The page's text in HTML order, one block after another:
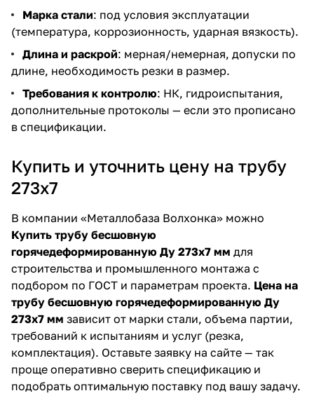
Марка стали: под условия эксплуатации
(температура, коррозионность, ударная вязкость).
Длина и раскрой: мерная/немерная, допуски по
длине, необходимость резки в размер.
Требования к контролю: НК, гидроиспытания,
дополнительные протоколы — если это прописано
в спецификации.
Купить и уточнить цену на трубу
273х7
В компании «Металлобаза Волхонка» можно
Купить трубу бесшовную
горячедеформированную Ду 273х7 мм для
строительства и промышленного монтажа с
подбором по ГОСТ и параметрам проекта. Цена на
трубу бесшовную горячедеформированную Ду
273х7 мм зависит от марки стали, объема партии,
требований к испытаниям и услуг (резка,
комплектация). Оставьте заявку на сайте — так
проще оперативно сверить спецификацию и
подобрать оптимальную поставку под вашу задачу.